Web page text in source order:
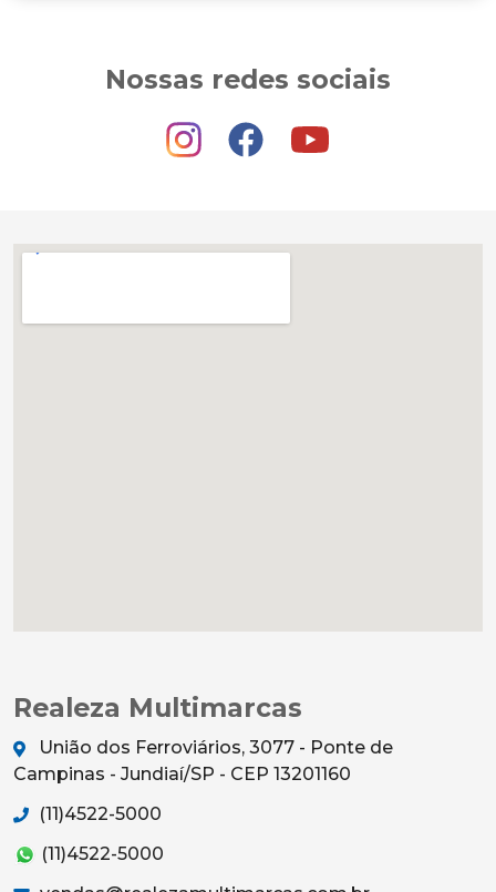
Nossas redes sociais
Realeza Multimarcas
União dos Ferroviários, 3077 - Ponte de
Campinas - Jundiaí/SP - CEP 13201160
(11)4522-5000
(11)4522-5000